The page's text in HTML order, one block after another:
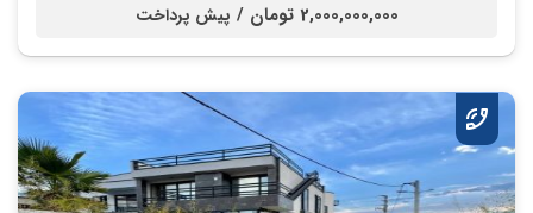
2,000,000,000 تومان / پیش پرداخت